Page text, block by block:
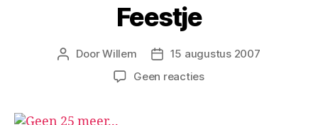
Feestje
Berichtauteur
DoorWillem Berichtdatum
15 augustus 2007
Geen reactiesop